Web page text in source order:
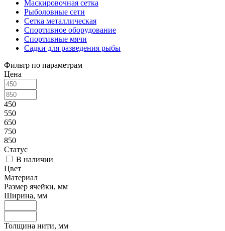
Маскировочная сетка
Рыболовные сети
Сетка металлическая
Спортивное оборудование
Спортивные мячи
Садки для разведения рыбы
Фильтр по параметрам
Цена
450
550
650
750
850
Статус
В наличии
Цвет
Материал
Размер ячейки, мм
Ширина, мм
Толщина нити, мм